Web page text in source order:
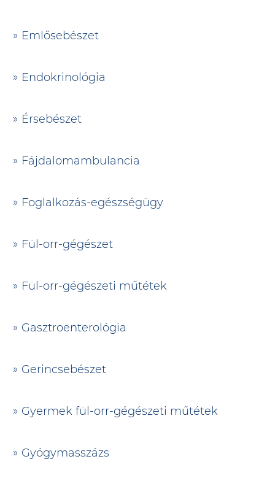
Emlősebészet
Endokrinológia
Érsebészet
Fájdalomambulancia
Foglalkozás-egészségügy
Fül-orr-gégészet
Fül-orr-gégészeti műtétek
Gasztroenterológia
Gerincsebészet
Gyermek fül-orr-gégészeti műtétek
Gyógymasszázs